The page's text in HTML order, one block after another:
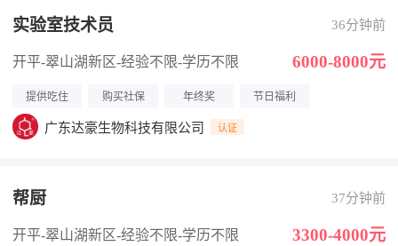
实验室技术员 36分钟前
开平-翠山湖新区-经验不限-学历不限 6000-8000元
提供吃住 购买社保 年终奖 节日福利
广东达豪生物科技有限公司 认证
帮厨 37分钟前
开平-翠山湖新区-经验不限-学历不限 3300-4000元